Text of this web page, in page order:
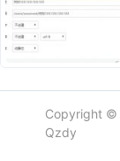
Copyright ©
Qzdy